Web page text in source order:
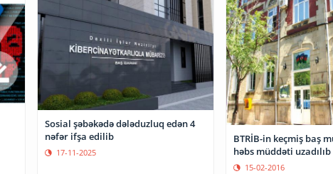
Sosial şəbəkədə dələduzluq edən 4
nəfər ifşa edilib
17-11-2025
BTRİB-in keçmiş baş
həbs müddəti uzadılıb
15-02-2016